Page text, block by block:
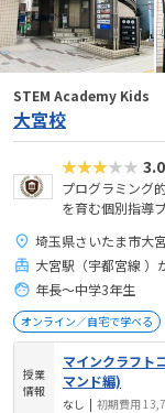
STEM Academy Kids
大宮校
★★★★★ 3.0
プログラミング
を育む個別指導
埼玉県さいたま市大
大宮駅（宇都宮線 ）
年長～中学3年生
オンライン／自宅で学べる
授業
情報
マインクラフト
マンド編)
なし | 初期費用